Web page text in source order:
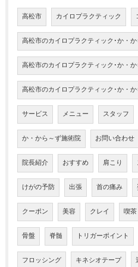
高松市 カイロプラクティック
高松市のカイロプラクティック･か・
高松市のカイロプラクティック･か・
高松市のカイロプラクティック･か・
サービス メニュー スタッフ
か・から～ず施術院 お問い合わせ
院長紹介 おすすめ 肩こり
けがの予防 出張 首の痛み
クーポン 美容 クレイ 喫茶
骨盤 脊髄 トリガーポイント
フロッシング キネシオテープ